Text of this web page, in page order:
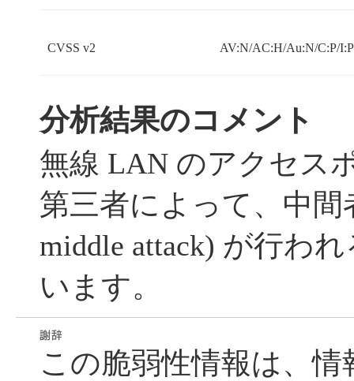
CVSS v2 AV:N/AC:H/Au:N/C:P/
分析結果のコメント
無線 LAN のアクセス
第三者によって、中間
middle attack) が行わ
います。
この脆弱性情報は、